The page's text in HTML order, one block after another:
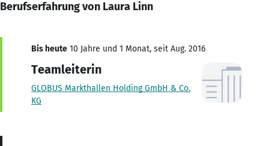
Berufserfahrung von Laura Linn
Bis heute 10 Jahre und 1 Monat, seit Aug. 2016
Teamleiterin
GLOBUS Markthallen Holding GmbH & Co.
KG